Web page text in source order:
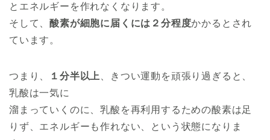
とエネルギーを作れなくなります。
そして、酸素が細胞に届くには２分程度かかるとされ
ています。
つまり、 １分半以上
、きつい運動を頑張り過ぎると、
乳酸は一気に
溜まっていくのに、乳酸を再利用するための酸素は足
りず、エネルギーも作れない、という状態になりま